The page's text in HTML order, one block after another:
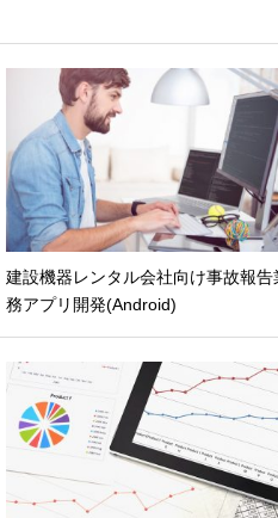
建設機器レンタル会社向け事故報告
務アプリ開発(Android)